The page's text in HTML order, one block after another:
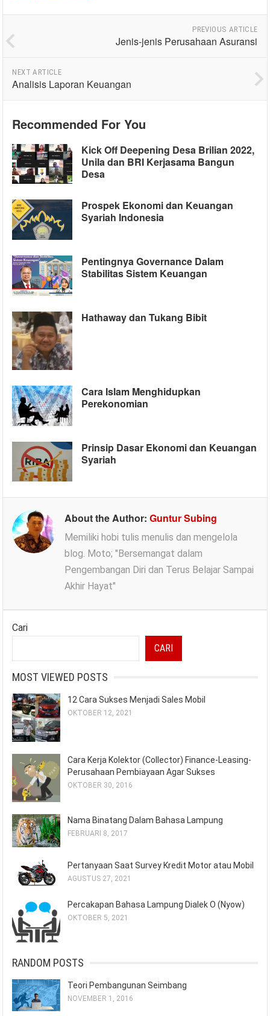
PREVIOUS ARTICLE
Jenis-jenis Perusahaan Asuransi
NEXT ARTICLE
Analisis Laporan Keuangan
Recommended For You
Kick Off Deepening Desa Brilian 2022,
Unila dan BRI Kerjasama Bangun
Desa
Prospek Ekonomi dan Keuangan
Syariah Indonesia
Pentingnya Governance Dalam
Stabilitas Sistem Keuangan
Hathaway dan Tukang Bibit
Cara Islam Menghidupkan
Perekonomian
Prinsip Dasar Ekonomi dan Keuangan
Syariah
About the Author:Guntur Subing
Memiliki hobi tulis menulis dan mengelola
blog. Moto; "Bersemangat dalam
Pengembangan Diri dan Terus Belajar Sampai
Akhir Hayat"
Cari
CARI
MOST VIEWED POSTS
12 Cara Sukses Menjadi Sales Mobil
OKTOBER 12, 2021
Cara Kerja Kolektor (Collector) Finance-Leasing-
Perusahaan Pembiayaan Agar Sukses
OKTOBER 30, 2016
Nama Binatang Dalam Bahasa Lampung
FEBRUARI 8, 2017
Pertanyaan Saat Survey Kredit Motor atau Mobil
AGUSTUS 27, 2021
Percakapan Bahasa Lampung Dialek O (Nyow)
OKTOBER 5, 2021
RANDOM POSTS
Teori Pembangunan Seimbang
NOVEMBER 1, 2016